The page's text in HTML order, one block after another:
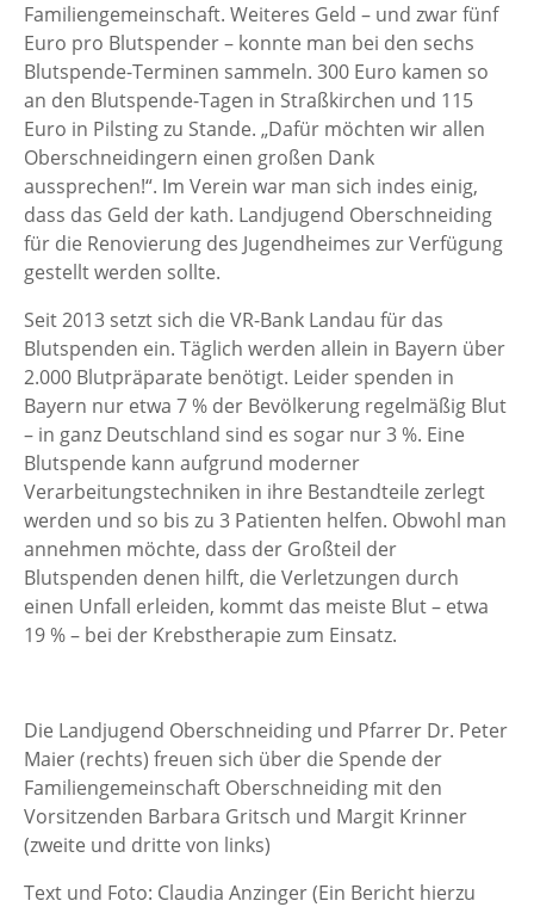
Familiengemeinschaft. Weiteres Geld – und zwar fünf
Euro pro Blutspender – konnte man bei den sechs
Blutspende-Terminen sammeln. 300 Euro kamen so
an den Blutspende-Tagen in Straßkirchen und 115
Euro in Pilsting zu Stande. „Dafür möchten wir allen
Oberschneidingern einen großen Dank
aussprechen!“. Im Verein war man sich indes einig,
dass das Geld der kath. Landjugend Oberschneiding
für die Renovierung des Jugendheimes zur Verfügung
gestellt werden sollte.
Seit 2013 setzt sich die VR-Bank Landau für das
Blutspenden ein. Täglich werden allein in Bayern über
2.000 Blutpräparate benötigt. Leider spenden in
Bayern nur etwa 7 % der Bevölkerung regelmäßig Blut
– in ganz Deutschland sind es sogar nur 3 %. Eine
Blutspende kann aufgrund moderner
Verarbeitungstechniken in ihre Bestandteile zerlegt
werden und so bis zu 3 Patienten helfen. Obwohl man
annehmen möchte, dass der Großteil der
Blutspenden denen hilft, die Verletzungen durch
einen Unfall erleiden, kommt das meiste Blut – etwa
19 % – bei der Krebstherapie zum Einsatz.
Die Landjugend Oberschneiding und Pfarrer Dr. Peter
Maier (rechts) freuen sich über die Spende der
Familiengemeinschaft Oberschneiding mit den
Vorsitzenden Barbara Gritsch und Margit Krinner
(zweite und dritte von links)
Text und Foto: Claudia Anzinger (Ein Bericht hierzu